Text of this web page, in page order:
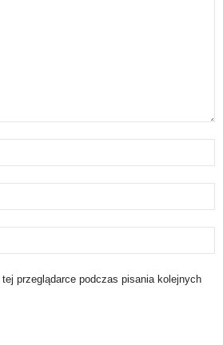
przeglądarce podczas pisania kolejnych